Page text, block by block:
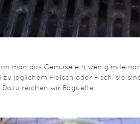
man das Gemüse ein wenig
zu jeglichem Fleisch oder Fisch, sie
Dazu reichen wir Baguette.